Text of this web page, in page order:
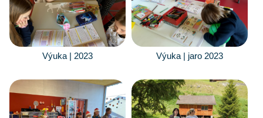
Výuka | 2023 Výuka | jaro 2023